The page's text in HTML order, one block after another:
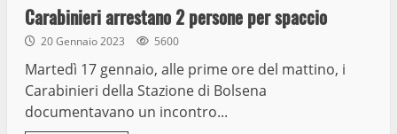
Carabinieri arrestano 2 persone per spaccio
20 Gennaio 2023 5600
Martedì 17 gennaio, alle prime ore del mattino, i
Carabinieri della Stazione di Bolsena
documentavano un incontro...